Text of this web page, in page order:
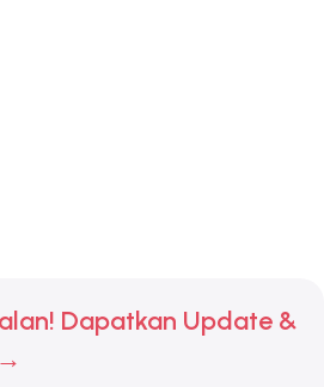
Dapatkan Update &